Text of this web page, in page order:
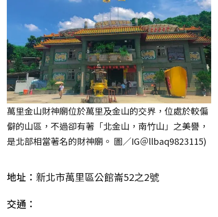
萬里金山財神廟位於萬里及金山的交界，位處於較偏
僻的山區，不過卻有著「北金山，南竹山」之美譽，
是北部相當著名的財神廟。 圖／IG＠llbaq9823115)
地址： 新北市萬里區公館崙52之2號
交通：